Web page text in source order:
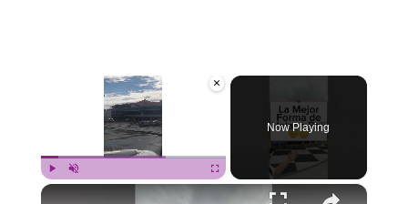
×
Fullscreen
Now Playing
×